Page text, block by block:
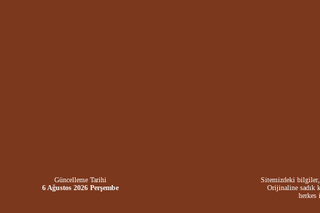
Güncelleme Tarihi
6 Ağustos 2026 Perşembe
Sitemizdeki bilgiler,
Orijinaline sadık
herkes